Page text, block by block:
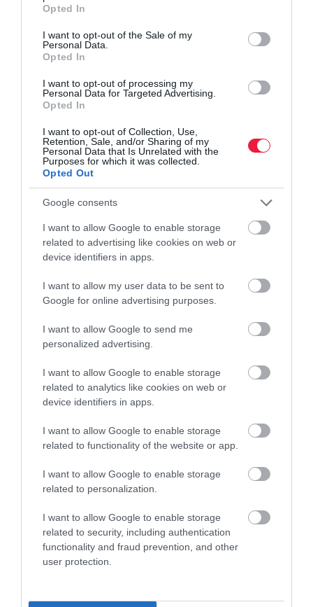
use your data for below specified purposes in below Google
consent section.
Opted In
I want to opt-out of the Sale of my
Personal Data.
Opted In
I want to opt-out of processing my
Personal Data for Targeted Advertising.
Opted In
I want to opt-out of Collection, Use,
Retention, Sale, and/or Sharing of my
Personal Data that Is Unrelated with the
Purposes for which it was collected.
Opted Out
Google consents
I want to allow Google to enable storage
related to advertising like cookies on web or
device identifiers in apps.
I want to allow my user data to be sent to
Google for online advertising purposes.
I want to allow Google to send me
personalized advertising.
I want to allow Google to enable storage
related to analytics like cookies on web or
device identifiers in apps.
I want to allow Google to enable storage
related to functionality of the website or app.
I want to allow Google to enable storage
related to personalization.
I want to allow Google to enable storage
related to security, including authentication
functionality and fraud prevention, and other
user protection.
INGATLAN
Érdemes most vásárolni? Kétarcú a Velencei-tó
Bár a Velencei-tó kritikus, mindössze 60 centiméter körüli
ökológiai válság még nem hozott pánikszerű összeomlást a térség
lakáspiacán. A…